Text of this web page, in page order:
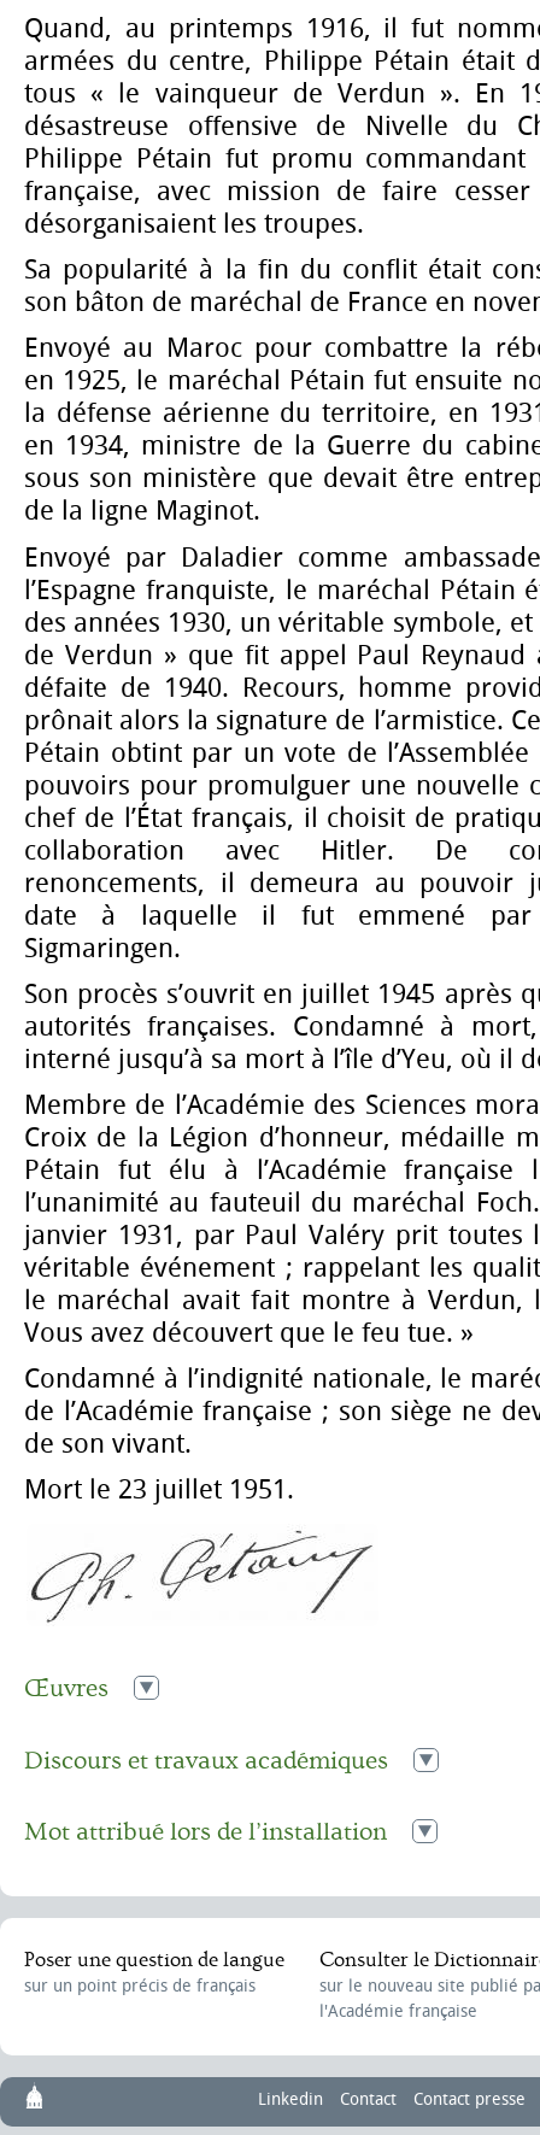
Quand, au printemps 1916, il fut
armées du centre, Philippe Pétain était
tous « le vainqueur de Verdun ». En
désastreuse offensive de Nivelle du
Philippe Pétain fut promu commandant
française, avec mission de faire
désorganisaient les troupes.
Sa popularité à la fin du conflit était
son bâton de maréchal de France en
Envoyé au Maroc pour combattre la
en 1925, le maréchal Pétain fut ensuite
la défense aérienne du territoire, en
en 1934, ministre de la Guerre du
sous son ministère que devait être
de la ligne Maginot.
Envoyé par Daladier comme
l’Espagne franquiste, le maréchal Pétain
des années 1930, un véritable symbole, et
de Verdun » que fit appel Paul
défaite de 1940. Recours, homme
prônait alors la signature de l’armistice.
Pétain obtint par un vote de
pouvoirs pour promulguer une nouvelle
chef de l’État français, il choisit de
collaboration avec Hitler. De
renoncements, il demeura au pouvoir
date à laquelle il fut emmené par
Sigmaringen.
Son procès s’ouvrit en juillet 1945 après
autorités françaises. Condamné à
interné jusqu’à sa mort à l’île d’Yeu, où il
Membre de l’Académie des Sciences
Croix de la Légion d’honneur, médaille
Pétain fut élu à l’Académie
l’unanimité au fauteuil du maréchal
janvier 1931, par Paul Valéry prit toutes
véritable événement ; rappelant les
le maréchal avait fait montre à Verdun,
Vous avez découvert que le feu tue. »
Condamné à l’indignité nationale, le
de l’Académie française ; son siège ne
de son vivant.
Mort le 23 juillet 1951.
Œuvres
1949
Quatre années au pouvoir.
Discours et travaux académiques
Mot attribué lors de l’installation
n. m. XVIIesiècle. Issu du croisement de l’ancien français
latin
« faire paître ». Vieilli. Lieu où le gibier vient se
plutôt Gagnage.)
Poser une question de langue
sur un point précis de français
Consulter le
sur le nouveau site publié
l'Académie française
Linkedin Contact Contact presse